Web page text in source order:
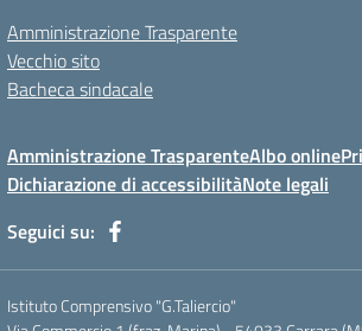
Amministrazione Trasparente
Vecchio sito
Bacheca sindacale
Amministrazione TrasparenteAlbo online
Dichiarazione di accessibilitàNote legali
Seguici su:
Istituto Comprensivo "G.Taliercio"